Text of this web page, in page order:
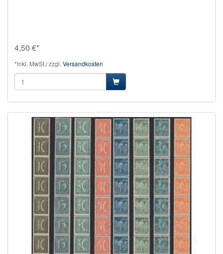
4,50 €*
*inkl. MwSt./ zzgl. Versandkosten